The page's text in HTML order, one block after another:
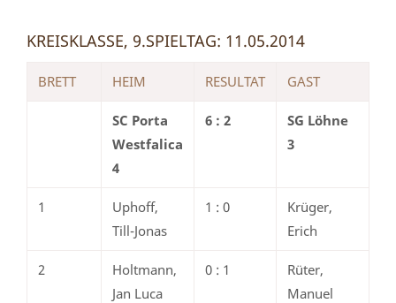
KREISKLASSE, 9.SPIELTAG: 11.05.2014
BRETT HEIM RESULTAT GAST
SC Porta
Westfalica
4
6 : 2
SG Löhne
3
1
Uphoff,
Till-Jonas
1 : 0
Krüger,
Erich
2
Holtmann,
Jan Luca
0 : 1
Rüter,
Manuel